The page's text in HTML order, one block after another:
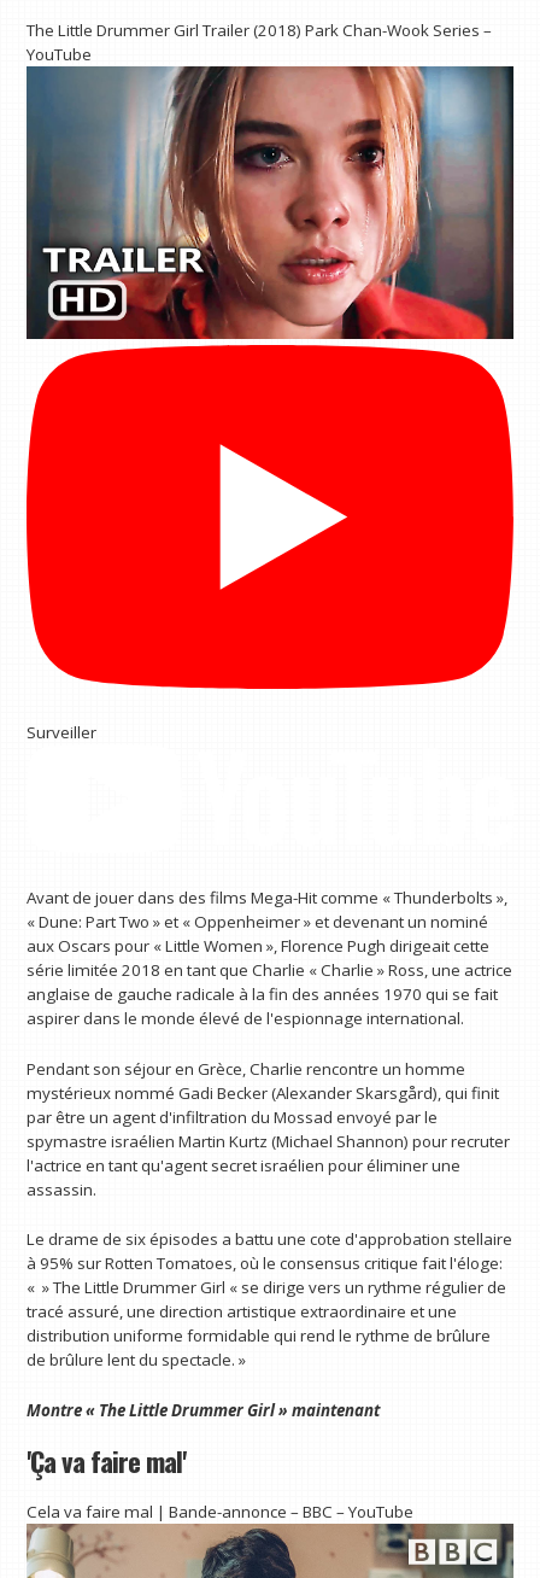
The Little Drummer Girl Trailer (2018) Park Chan-Wook Series –
YouTube
Surveiller
Avant de jouer dans des films Mega-Hit comme « Thunderbolts »,
« Dune: Part Two » et « Oppenheimer » et devenant un nominé
aux Oscars pour « Little Women », Florence Pugh dirigeait cette
série limitée 2018 en tant que Charlie « Charlie » Ross, une actrice
anglaise de gauche radicale à la fin des années 1970 qui se fait
aspirer dans le monde élevé de l'espionnage international.
Pendant son séjour en Grèce, Charlie rencontre un homme
mystérieux nommé Gadi Becker (Alexander Skarsgård), qui finit
par être un agent d'infiltration du Mossad envoyé par le
spymastre israélien Martin Kurtz (Michael Shannon) pour recruter
l'actrice en tant qu'agent secret israélien pour éliminer une
assassin.
Le drame de six épisodes a battu une cote d'approbation stellaire
à 95% sur Rotten Tomatoes, où le consensus critique fait l'éloge:
« » The Little Drummer Girl « se dirige vers un rythme régulier de
tracé assuré, une direction artistique extraordinaire et une
distribution uniforme formidable qui rend le rythme de brûlure
de brûlure lent du spectacle. »
Montre« The Little Drummer Girl » maintenant
'Ça va faire mal'
Cela va faire mal | Bande-annonce – BBC – YouTube